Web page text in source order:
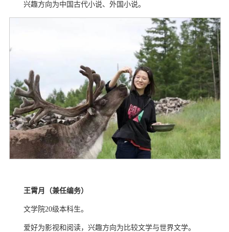
兴趣方向为中国古代小说、外国小说。
王霄月（兼任编务）
文学院20级本科生。
爱好为影视和阅读，兴趣方向为比较文学与世界文学。